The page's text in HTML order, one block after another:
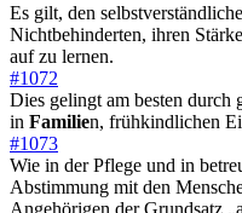
Es gilt, den
Nichtbehinderten, ihren
auf zu lernen.
#1072
Dies gelingt am besten durch
in Familien, frühkindlichen
#1073
Wie in der Pflege und in
Abstimmung mit den